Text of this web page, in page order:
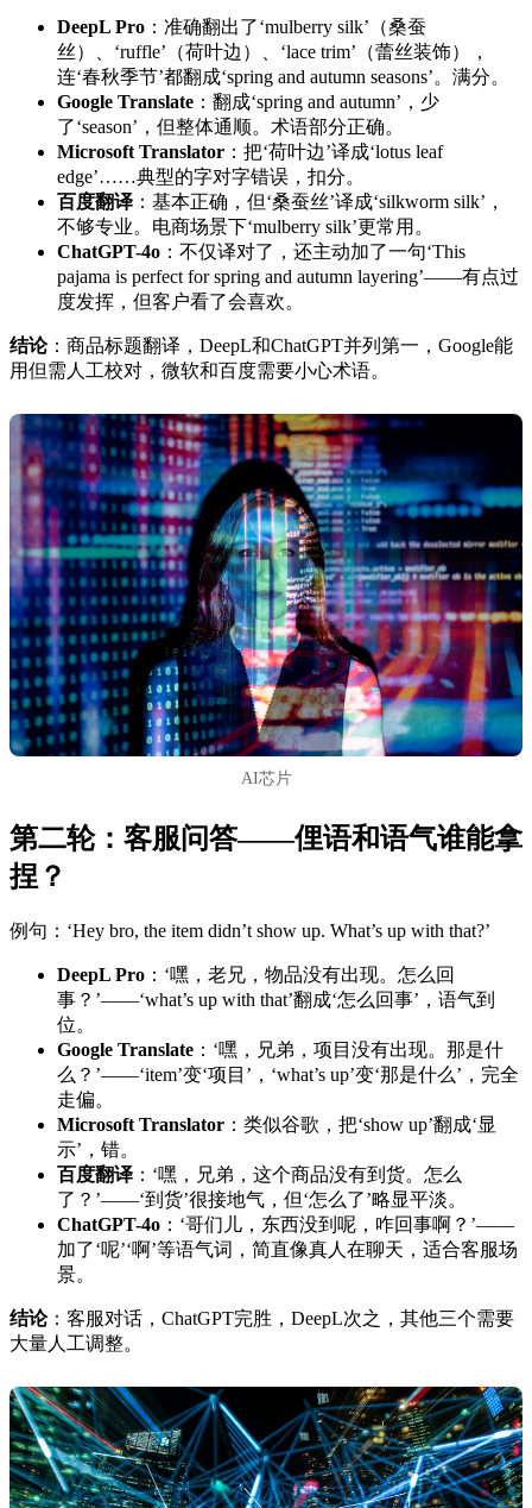
DeepL Pro ：准确翻出了‘mulberry silk’（桑蚕
丝）、‘ruffle’（荷叶边）、‘lace trim’（蕾丝装饰），
连‘春秋季节’都翻成‘spring and autumn seasons’。满分。
Google Translate ：翻成‘spring and autumn’，少
了‘season’，但整体通顺。术语部分正确。
Microsoft Translator ：把‘荷叶边’译成‘lotus leaf
edge’……典型的字对字错误，扣分。
百度翻译 ：基本正确，但‘桑蚕丝’译成‘silkworm silk’，
不够专业。电商场景下‘mulberry silk’更常用。
ChatGPT-4o ：不仅译对了，还主动加了一句‘This
pajama is perfect for spring and autumn layering’——有点过
度发挥，但客户看了会喜欢。
结论：商品标题翻译，DeepL和ChatGPT并列第一，Google能
用但需人工校对，微软和百度需要小心术语。
AI芯片
第二轮：客服问答——俚语和语气谁能拿
捏？
例句：‘Hey bro, the item didn’t show up. What’s up with that?’
DeepL Pro ：‘嘿，老兄，物品没有出现。怎么回
事？’——‘what’s up with that’翻成‘怎么回事’，语气到
位。
Google Translate ：‘嘿，兄弟，项目没有出现。那是什
么？’——‘item’变‘项目’，‘what’s up’变‘那是什么’，完全
走偏。
Microsoft Translator ：类似谷歌，把‘show up’翻成‘显
示’，错。
百度翻译 ：‘嘿，兄弟，这个商品没有到货。怎么
了？’——‘到货’很接地气，但‘怎么了’略显平淡。
ChatGPT-4o ：‘哥们儿，东西没到呢，咋回事啊？’——
加了‘呢’‘啊’等语气词，简直像真人在聊天，适合客服场
景。
结论：客服对话，ChatGPT完胜，DeepL次之，其他三个需要
大量人工调整。